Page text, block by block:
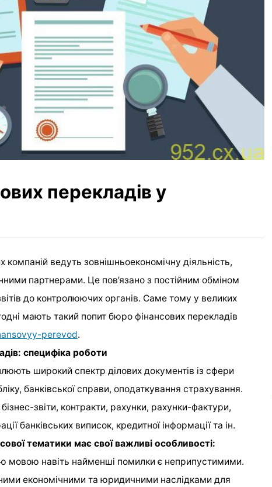
перекладів у
компаній ведуть зовнішньоекономічну діяльність,
партнерами. Це пов’язано з постійним обміном
до контролюючих органів. Саме тому у великих
мають такий попит бюро фінансових перекладів
perevod.
специфіка роботи
широкий спектр ділових документів із сфери
банківської справи, оподаткування страхування.
звіти, контракти, рахунки, рахунки-фактури,
банківських виписок, кредитної інформації та ін.
тематики має свої важливі особливості:
мовою навіть найменші помилки є неприпустимими.
економічними та юридичними наслідками для